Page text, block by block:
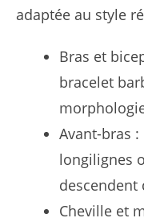
adaptée au style
Bras et
bracelet
Avant-bras
longilignes
descendent
Cheville et